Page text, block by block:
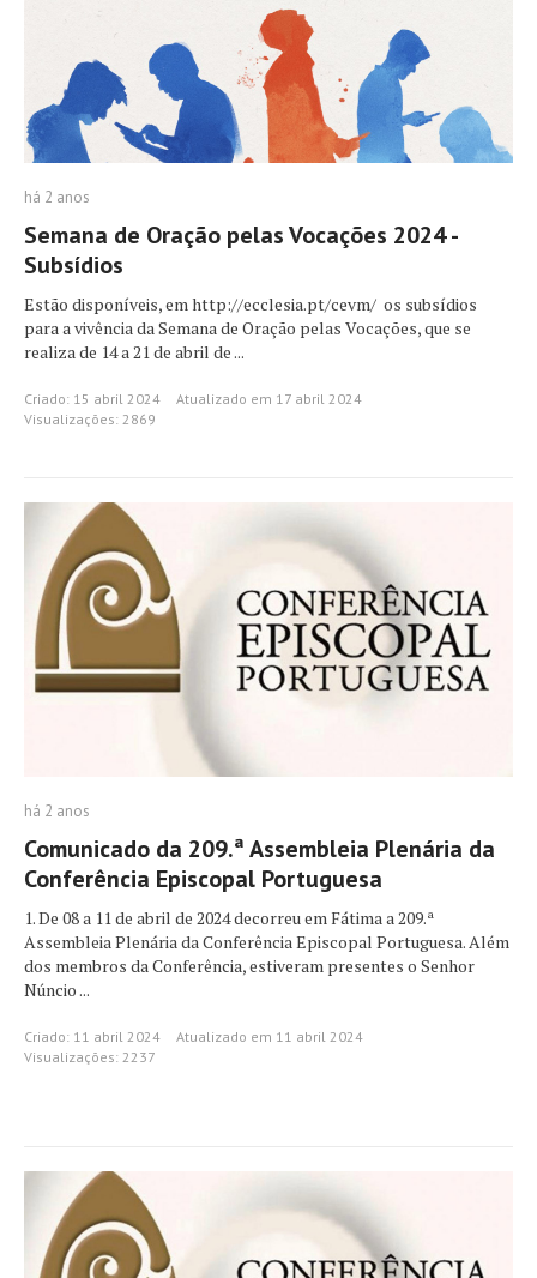
há 2 anos
Semana de Oração pelas Vocações 2024 -
Subsídios
Estão disponíveis, em http://ecclesia.pt/cevm/ os subsídios
para a vivência da Semana de Oração pelas Vocações, que se
realiza de 14 a 21 de abril de ...
Criado: 15 abril 2024
Atualizado em 17 abril 2024
Visualizações: 2869
há 2 anos
Comunicado da 209.ª Assembleia Plenária da
Conferência Episcopal Portuguesa
1. De 08 a 11 de abril de 2024 decorreu em Fátima a 209.ª
Assembleia Plenária da Conferência Episcopal Portuguesa. Além
dos membros da Conferência, estiveram presentes o Senhor
Núncio ...
Criado: 11 abril 2024
Atualizado em 11 abril 2024
Visualizações: 2237